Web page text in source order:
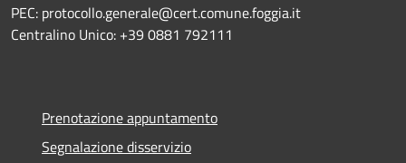
PEC: protocollo.generale@cert.comune.foggia.it
Centralino Unico: +39 0881 792111
Prenotazione appuntamento
Segnalazione disservizio